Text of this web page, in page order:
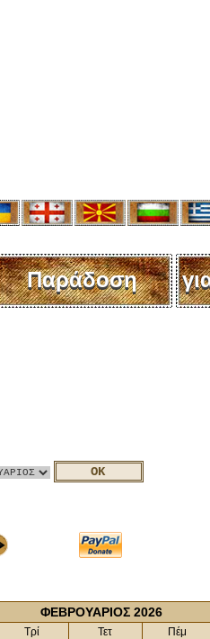
Παράδοση
ΦΕΒΡΟΥΑΡΙΟΣ 2026
Τρί Τετ Πέμ